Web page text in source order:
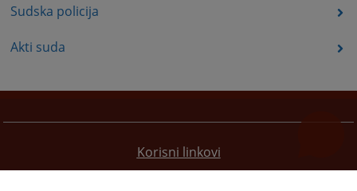
Sudska policija
Akti suda
Korisni linkovi